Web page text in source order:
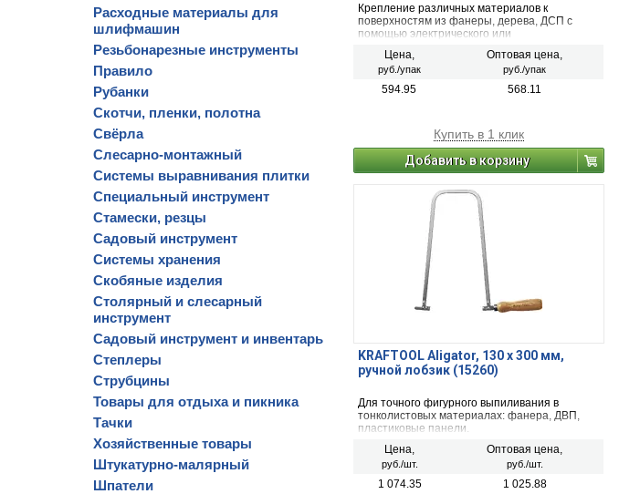
Расходные материалы для
шлифмашин
Резьбонарезные инструменты
Правило
Рубанки
Скотчи, пленки, полотна
Свёрла
Слесарно-монтажный
Системы выравнивания плитки
Специальный инструмент
Стамески, резцы
Садовый инструмент
Системы хранения
Скобяные изделия
Столярный и слесарный
инструмент
Садовый инструмент и инвентарь
Степлеры
Струбцины
Товары для отдыха и пикника
Тачки
Хозяйственные товары
Штукатурно-малярный
Шпатели
Крепление различных материалов к
поверхностям из фанеры, дерева, ДСП с
помощью электрического или
пневматических степлерах KRAFTOOL,
RAPID, PREBENA, NOVUS, SCHNEIDER.
Цена,
руб./упак
Оптовая цена,
руб./упак
594.95 568.11
Купить в 1 клик
Добавить в корзину
KRAFTOOL Aligator, 130 х 300 мм,
ручной лобзик (15260)
Для точного фигурного выпиливания в
тонколистовых материалах: фанера, ДВП,
пластиковые панели.
Цена,
руб./шт.
Оптовая цена,
руб./шт.
1 074.35 1 025.88